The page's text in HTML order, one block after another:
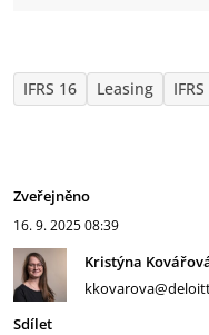
IFRS 16 Leasing IFRS
Zveřejněno
16. 9. 202508:39
Kristýna
Sdílet